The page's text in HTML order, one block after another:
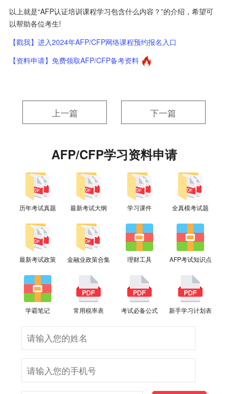
以上就是“AFP认证培训课程学习包含什么内容？”的介绍，希望可
以帮助各位考生!
【戳我】进入2024年AFP/CFP网络课程预约报名入口
【资料申请】免费领取AFP/CFP备考资料
上一篇 下一篇
AFP/CFP学习资料申请
历年考试真题 最新考试大纲 学习课件 全真模考试题
最新考试政策 金融业政策合集 理财工具 AFP考试知识点
学霸笔记 常用税率表 考试必备公式 新手学习计划表